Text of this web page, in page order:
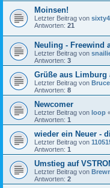
Moinsen!
Letzter Beitrag von sixty4
Antworten: 21
Neuling - Freewind
Letzter Beitrag von
Antworten: 3
Grüße aus Limburg
Letzter Beitrag von Bruce
Antworten: 8
Newcomer
Letzter Beitrag von loop
Antworten: 1
wieder ein Neuer -
Letzter Beitrag von
Antworten: 1
Umstieg auf
Letzter Beitrag von
Antworten: 2